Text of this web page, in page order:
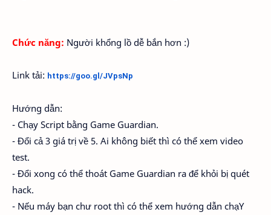
Chức năng: Người khổng lồ dễ bắn hơn :)
Link tải: https://goo.gl/JVpsNp
Hướng dẫn:
- Chạy Script bằng Game Guardian.
- Đổi cả 3 giá trị về 5. Ai không biết thì có thể xem video
test.
- Đổi xong có thể thoát Game Guardian ra để khỏi bị quét
hack.
- Nếu máy bạn chư root thì có thể xem hướng dẫn chạY